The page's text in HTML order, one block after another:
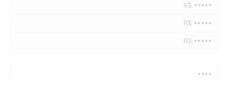
R$ •••••
R$ •••••
R$ •••••
••••